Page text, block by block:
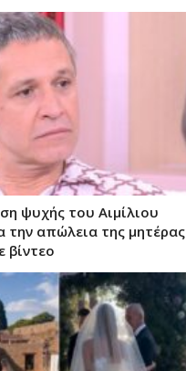
ψυχής του Αιμίλιου
την απώλεια της μητέρας
βίντεο